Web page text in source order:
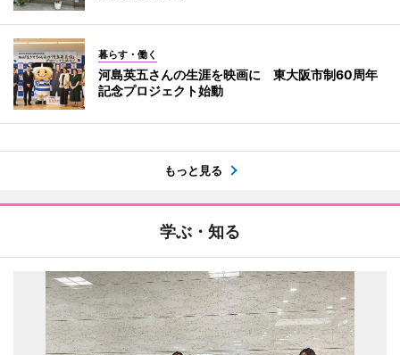
暮らす・働く
河島英五さんの生涯を映画に 東大阪市制60周年
記念プロジェクト始動
もっと見る
学ぶ・知る